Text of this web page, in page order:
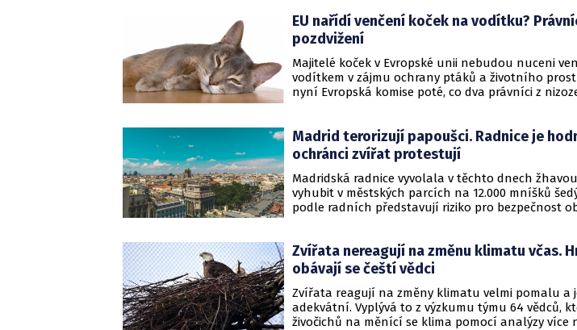
aktivnější v prosazování ekologických témat na
EU nařídí venčení koček na vodítku?
pozdvižení
Majitelé koček v Evropské unii nebudou nuceni
vodítkem v zájmu ochrany ptáků a životního
nyní Evropská komise poté, co dva právníci z
Madrid terorizují papoušci. Radnice je
ochránci zvířat protestují
Madridská radnice vyvolala v těchto dnech
vyhubit v městských parcích na 12.000 mníšků
podle radních představují riziko pro bezpečnost
Zvířata nereagují na změnu klimatu včas.
obávají se čeští vědci
Zvířata reagují na změny klimatu velmi pomalu a
adekvátní. Vyplývá to z výzkumu týmu 64 vědců,
živočichů na měnící se klima pomocí analýzy více